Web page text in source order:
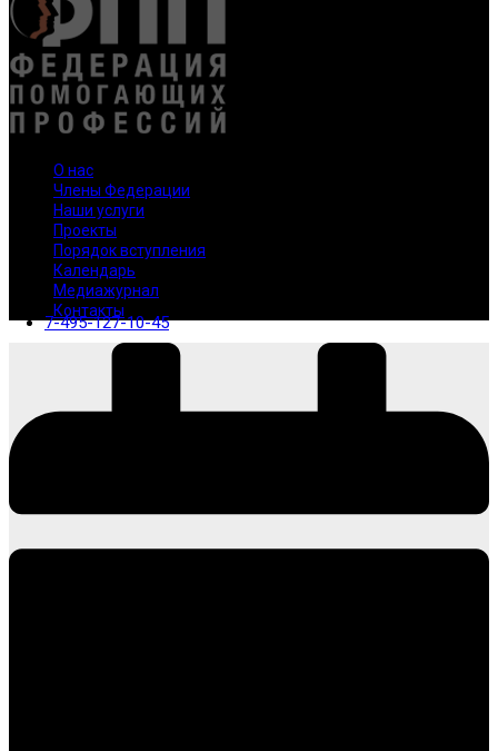
7-495-127-10-45
О нас
Члены Федерации
Наши услуги
Проекты
Порядок вступления
Календарь
Медиажурнал
Контакты